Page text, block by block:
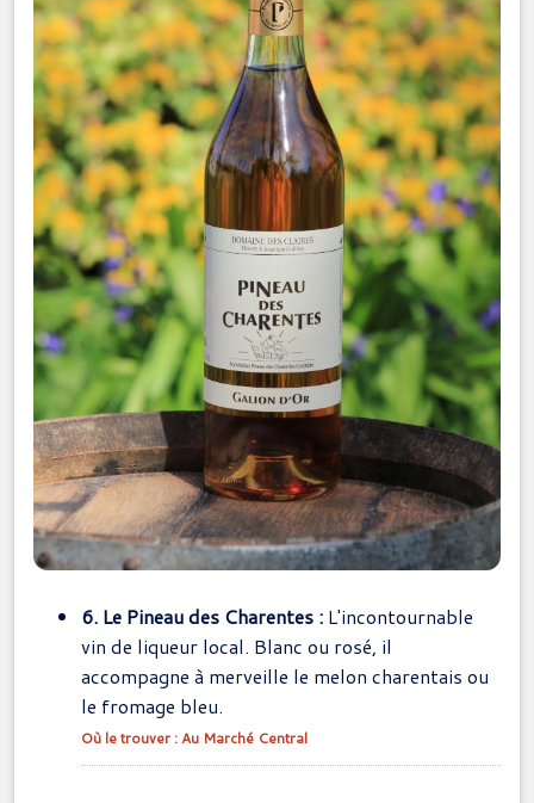
6. Le Pineau des Charentes : L'incontournable
vin de liqueur local. Blanc ou rosé, il
accompagne à merveille le melon charentais ou
le fromage bleu.
Où le trouver : Au Marché Central